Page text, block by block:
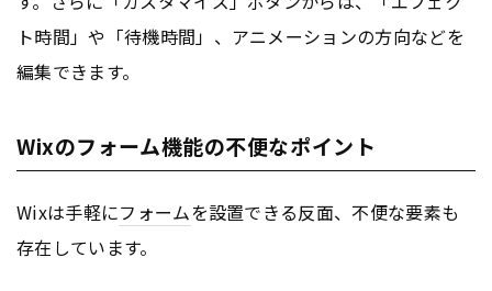
ト時間」や「待機時間」、アニメーションの方向などを
編集できます。
Wixのフォーム機能の不便なポイント
Wixは手軽にフォームを設置できる反面、不便な要素も
存在しています。